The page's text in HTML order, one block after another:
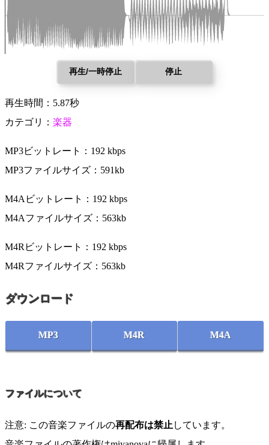
再生/一時停止 停止
再生時間：5.87秒
カテゴリ： 楽器
MP3ビットレート：192 kbps
MP3ファイルサイズ：591kb
M4Aビットレート：192 kbps
M4Aファイルサイズ：563kb
M4Rビットレート：192 kbps
M4Rファイルサイズ：563kb
ダウンロード
MP3 M4R M4A
ファイルについて
注意: この音楽ファイルの再配布は禁止 しています。